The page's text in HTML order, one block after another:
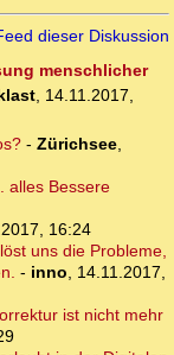
dieser Diskussion
menschlicher
, 14.11.2017,
- Zürichsee,
alles Bessere
16:24
uns die Probleme,
- inno, 14.11.2017,
ist nicht mehr